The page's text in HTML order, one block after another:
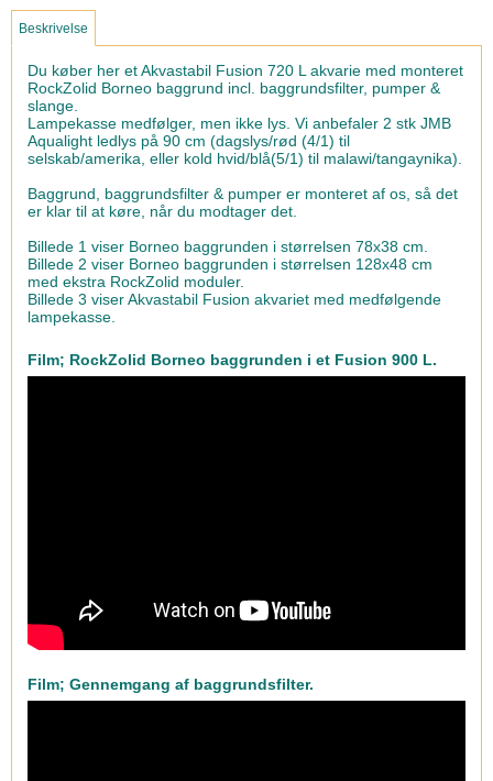
Beskrivelse
Du køber her et Akvastabil Fusion 720 L akvarie med monteret
RockZolid Borneo baggrund incl. baggrundsfilter, pumper &
slange.
Lampekasse medfølger, men ikke lys. Vi anbefaler 2 stk JMB
Aqualight ledlys på 90 cm (dagslys/rød (4/1) til
selskab/amerika, eller kold hvid/blå(5/1) til malawi/tangaynika).
Baggrund, baggrundsfilter & pumper er monteret af os, så det
er klar til at køre, når du modtager det.
Billede 1 viser Borneo baggrunden i størrelsen 78x38 cm.
Billede 2 viser Borneo baggrunden i størrelsen 128x48 cm
med ekstra RockZolid moduler.
Billede 3 viser Akvastabil Fusion akvariet med medfølgende
lampekasse.
Film; RockZolid Borneo baggrunden i et Fusion 900 L.
Film; Gennemgang af baggrundsfilter.